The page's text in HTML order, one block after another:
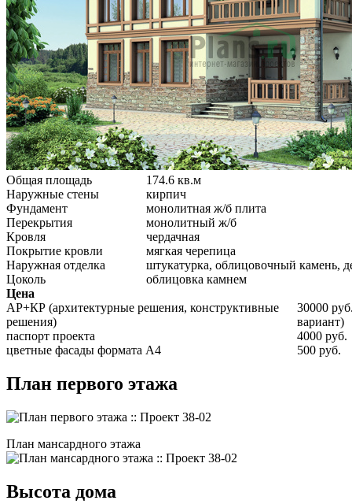
Общая площадь
174.6 кв.м
Наружные стены
кирпич
Фундамент
монолитная ж/б плита
Перекрытия
монолитный ж/б
Кровля
чердачная
Покрытие кровли
мягкая черепица
Наружная отделка
штукатурка, облицовочный камень,
Цоколь
облицовка камнем
Цена
АР+КР (архитектурные решения, конструктивные
решения)
30000
вариант)
паспорт проекта
4000 руб.
цветные фасады формата А4
500 руб.
План первого этажа
План мансардного этажа
Высота дома